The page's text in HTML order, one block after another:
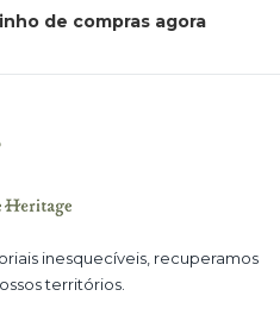
de compras agora
inesquecíveis, recuperamos
territórios.